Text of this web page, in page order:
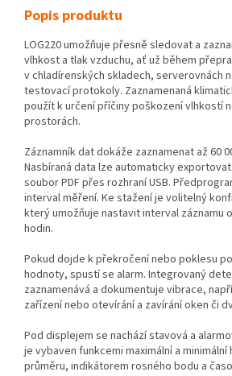
Popis produktu
LOG220 umožňuje přesně sledovat a
vlhkost a tlak vzduchu, ať už během
v chladírenských skladech, serverovnách
testovací protokoly. Zaznamenaná
použít k určení příčiny poškození vlhkostí
prostorách.
Záznamník dat dokáže zaznamenat až 60
Nasbíraná data lze automaticky
soubor PDF přes rozhraní USB.
interval měření. Ke stažení je volitelný
který umožňuje nastavit interval záznamu
hodin.
Pokud dojde k překročení nebo poklesu
hodnoty, spustí se alarm. Integrovaný
zaznamenává a dokumentuje vibrace,
zařízení nebo otevírání a zavírání oken či
Pod displejem se nachází stavová a
je vybaven funkcemi maximální a
průměru, indikátorem rosného bodu a